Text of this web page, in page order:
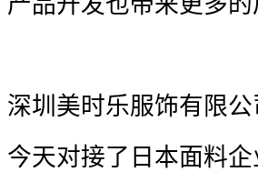
深圳美时乐服饰有限公
今天对接了日本面料